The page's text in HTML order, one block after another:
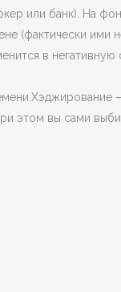
или банк). На
(фактически ими
в
этом вы сами